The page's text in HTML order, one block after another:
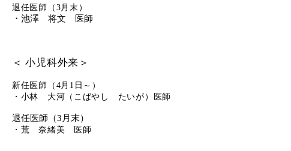
退任医師（3月末）
・池澤 将文 医師
＜ 小児科外来＞
新任医師（4月1日～）
・小林 大河（こばやし たいが）医師
退任医師（3月末）
・荒 奈緒美 医師